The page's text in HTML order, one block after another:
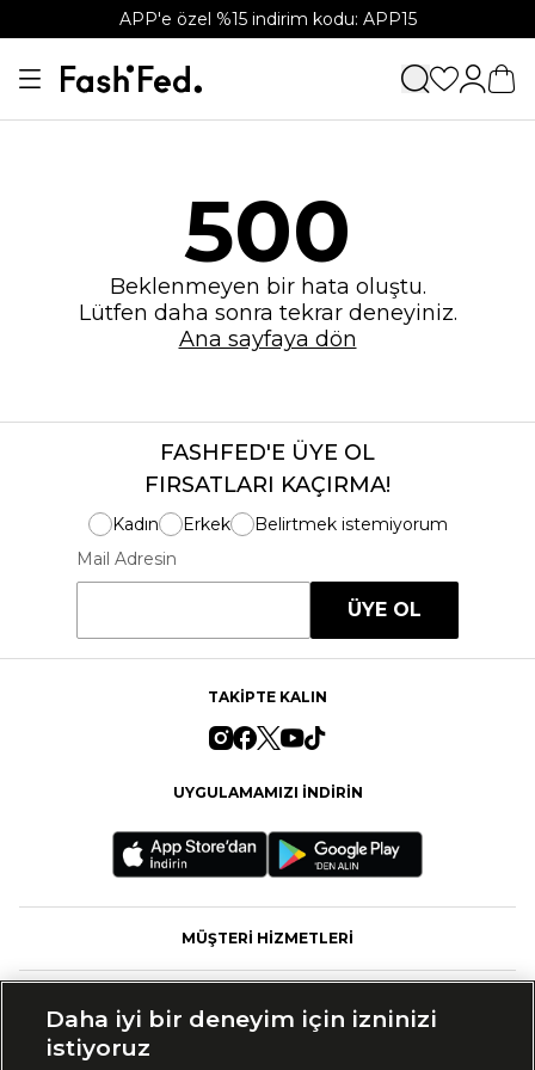
APP'e özel %15 indirim kodu: APP15
500
Beklenmeyen bir hata oluştu.
Lütfen daha sonra tekrar deneyiniz.
Ana sayfaya dön
FASHFED'E ÜYE OL
FIRSATLARI KAÇIRMA!
Kadın Erkek
Belirtmek istemiyorum
Mail Adresin
ÜYE OL
TAKİPTE KALIN
UYGULAMAMIZI İNDİRİN
MÜŞTERİ HİZMETLERİ
Daha iyi bir deneyim için izninizi
istiyoruz